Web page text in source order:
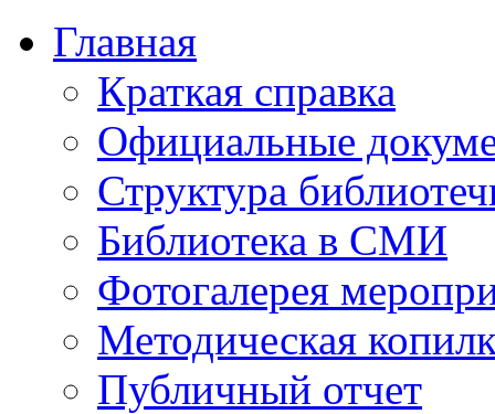
Главная
Краткая справка
Официальные
Структура
Библиотека в СМИ
Фотогалерея
Методическая
Публичный отчет